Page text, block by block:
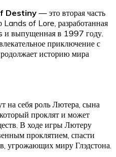
Destiny — это вторая часть
Lands of Lore, разработанная
выпущенная в 1997 году.
приключение с
историю мира
на себя роль Лютера, сына
проклят и может
В ходе игры Лютеру
проклятием, спасти
угрожающих миру Глэдстона.